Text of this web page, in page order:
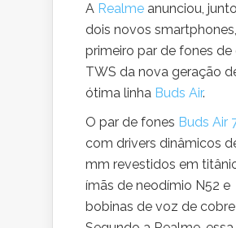
A Realme anunciou,
dois novos
primeiro par de fones de
TWS da nova geração
ótima linha Buds Air.
O par de fones Buds Air
com drivers dinâmicos
mm revestidos em
ímãs de neodímio N52 e
bobinas de voz de